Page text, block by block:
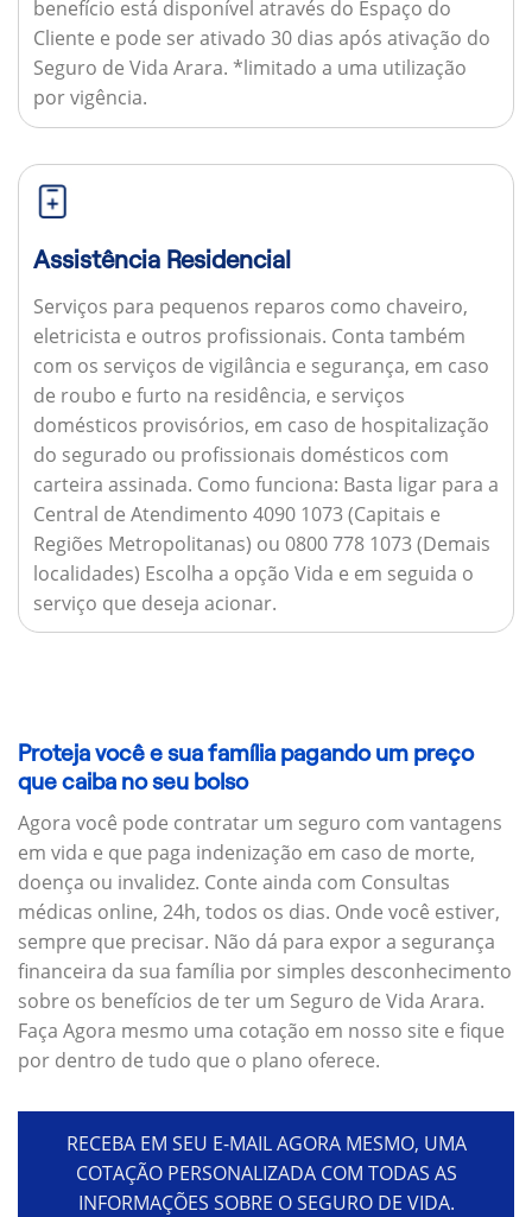
benefício está disponível através do Espaço do
Cliente e pode ser ativado 30 dias após ativação do
Seguro de Vida Arara. *limitado a uma utilização
por vigência.
Assistência Residencial
Serviços para pequenos reparos como chaveiro,
eletricista e outros profissionais. Conta também
com os serviços de vigilância e segurança, em caso
de roubo e furto na residência, e serviços
domésticos provisórios, em caso de hospitalização
do segurado ou profissionais domésticos com
carteira assinada. Como funciona: Basta ligar para a
Central de Atendimento 4090 1073 (Capitais e
Regiões Metropolitanas) ou 0800 778 1073 (Demais
localidades) Escolha a opção Vida e em seguida o
serviço que deseja acionar.
Proteja você e sua família pagando um preço
que caiba no seu bolso
Agora você pode contratar um seguro com vantagens
em vida e que paga indenização em caso de morte,
doença ou invalidez. Conte ainda com Consultas
médicas online, 24h, todos os dias. Onde você estiver,
sempre que precisar. Não dá para expor a segurança
financeira da sua família por simples desconhecimento
sobre os benefícios de ter um Seguro de Vida Arara.
Faça Agora mesmo uma cotação em nosso site e fique
por dentro de tudo que o plano oferece.
RECEBA EM SEU E-MAIL AGORA MESMO, UMA
COTAÇÃO PERSONALIZADA COM TODAS AS
INFORMAÇÕES SOBRE O SEGURO DE VIDA.